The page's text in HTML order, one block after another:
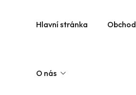
Hlavní stránka Obchod
O nás